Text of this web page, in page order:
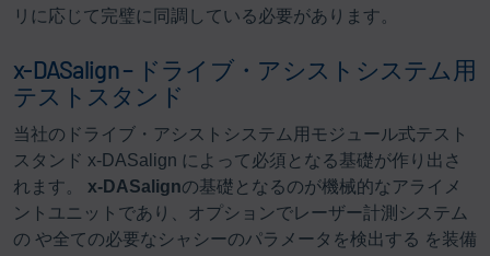
リに応じて完璧に同調している必要があります。
x-DASalign – ドライブ・アシストシステム用
テストスタンド
当社のドライブ・アシストシステム用モジュール式テスト
スタンド x-DASalign によって必須となる基礎が作り出さ
れます。 x-DASalignの基礎となるのが機械的なアライメ
ントユニットであり、オプションでレーザー計測システム
の や全ての必要なシャシーのパラメータを検出する を装備